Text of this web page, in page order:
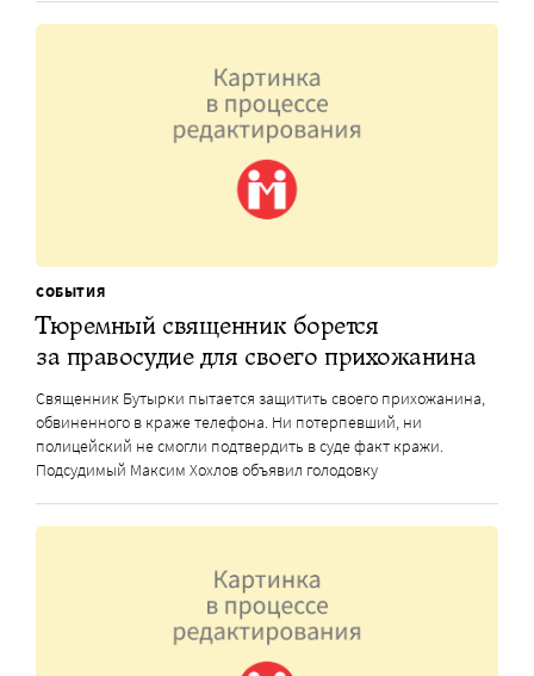
СОБЫТИЯ
Тюремный священник борется
за правосудие для своего прихожанина
Священник Бутырки пытается защитить своего прихожанина,
обвиненного в краже телефона. Ни потерпевший, ни
полицейский не смогли подтвердить в суде факт кражи.
Подсудимый Максим Хохлов объявил голодовку